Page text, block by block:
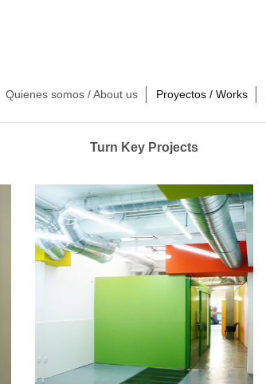
Quienes somos / About us Proyectos / Works
Turn Key Projects